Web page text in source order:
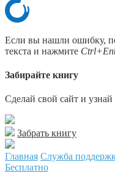
Если вы нашли ошибку,
текста и нажмите
Забирайте книгу
Сделай свой сайт и узнай
Забрать книгу
Главная Служба
Бесплатно